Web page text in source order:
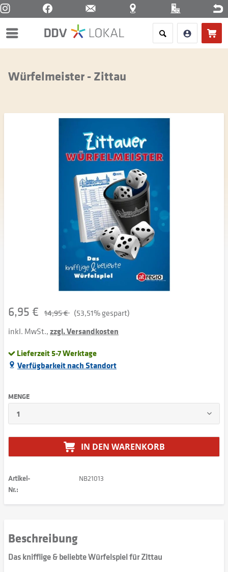
Menü
Würfelmeister - Zittau
6,95 € 14,95 € (53,51% gespart)
inkl. MwSt.,zzgl. Versandkosten
Lieferzeit 5-7 Werktage
Verfügbarkeit nach Standort
MENGE
IN DEN WARENKORB
Artikel-
Nr.:
NB21013
Beschreibung
Das knifflige & beliebte Würfelspiel für Zittau